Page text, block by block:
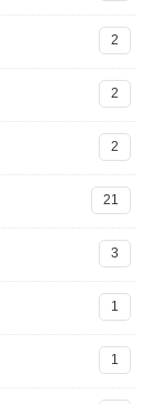
2
2
2
21
3
1
1